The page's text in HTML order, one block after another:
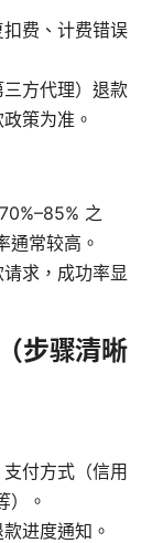
费、计费错误
方代理）退款
策为准。
之
通常较高。
求，成功率显
步骤清晰
付方式（信用
）。
进度通知。